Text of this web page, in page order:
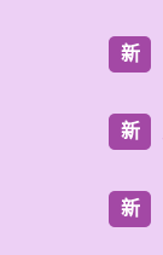
新
新
新